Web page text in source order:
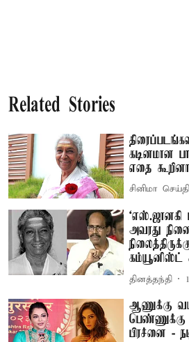
Related Stories
கடினமான
எதை
சினிமா
‘எஸ்.ஜானகி
அவரது
கம்யூனிஸ்ட்
தினத்தந்தி
ஆணுக்கு
பிரச்னை -